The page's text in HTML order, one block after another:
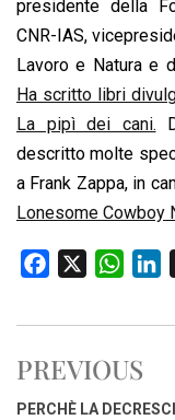
presidente della
CNR-IAS,
Lavoro e Natura e
Ha scritto libri
La pipì dei cani.
descritto molte
a Frank Zappa, in
Lonesome Cowboy
c
b
o
W
a
s
A
n
d
PREVIOUS
PERCHÈ LA